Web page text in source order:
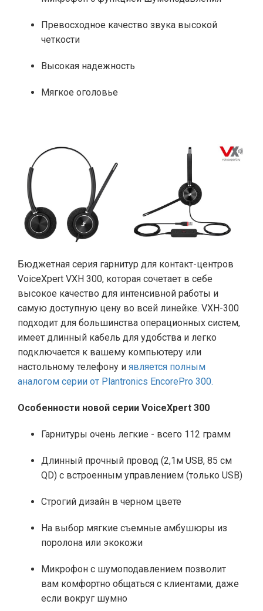
Превосходное качество звука высокой
четкости
Высокая надежность
Мягкое оголовье
Бюджетная серия гарнитур для контакт-центров
VoiceXpert VXH 300, которая сочетает в себе
высокое качество для интенсивной работы и
самую доступную цену во всей линейке. VXH-300
подходит для большинства операционных систем,
имеет длинный кабель для удобства и легко
подключается к вашему компьютеру или
настольному телефону и является полным
аналогом серии от Plantronics EncorePro 300.
Особенности новой серии VoiceXpert 300
Гарнитуры очень легкие - всего 112 грамм
Длинный прочный провод (2,1м USB, 85 см
QD) с встроенным управлением (только USB)
Строгий дизайн в черном цвете
На выбор мягкие съемные амбушюры из
поролона или экокожи
Микрофон с шумоподавлением позволит
вам комфортно общаться с клиентами, даже
если вокруг шумно